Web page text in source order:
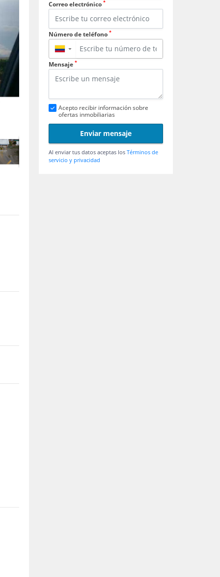
Correo electrónico *
Número de teléfono *
▼
Mensaje *
Acepto recibir información sobre
ofertas inmobiliarias
Enviar mensaje
Al enviar tus datos aceptas los Términos de
servicio y privacidad